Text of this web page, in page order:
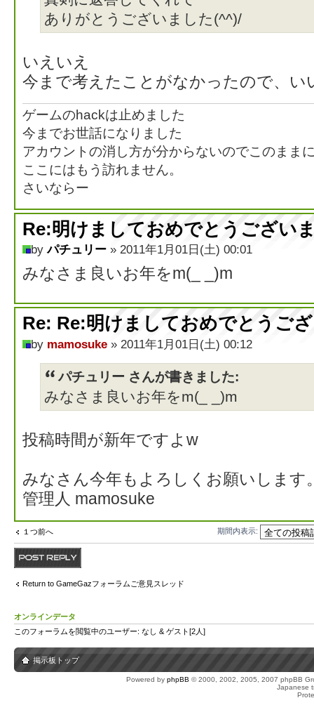
ありがとうございました(^^)/
いえいえ
今まで考えたことがなかったので、い
ゲームのhackは止めました
今までお世話になりました
アカウントの消し方が分からないのでこのまま
ここにはもう訪れません。
さいならー
Re:明けましておめでとうござい
byパチュリー » 2011年1月01日(土) 00:01
みなさま良いお年をm(_ _)m
Re: Re:明けましておめでとうご
by mamosuke » 2011年1月01日(土) 00:12
パチュリー さんが書きました:
みなさま良いお年をm(_ _)m
投稿時間が新年ですよw
みなさん今年もよろしくお願いします
管理人 mamosuke
１つ前へ 期間内表示:
Return to GameGazフォーラムご意見スレッド
オンラインデータ
このフォーラムを閲覧中のユーザー: なし & ゲスト[2人]
掲示板トップ
Powered by phpBB © 2000, 2002, 2005, 2007 phpBB
Japanese